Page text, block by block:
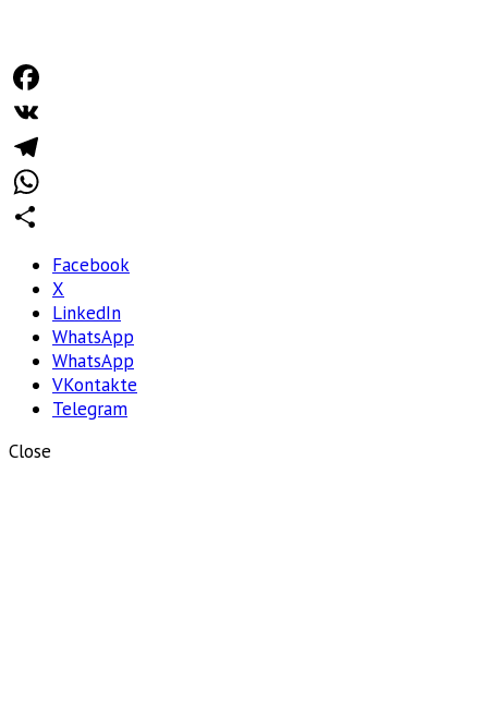
Facebook
VK
Telegram
WhatsApp
Facebook
X
LinkedIn
WhatsApp
WhatsApp
VKontakte
Telegram
Close